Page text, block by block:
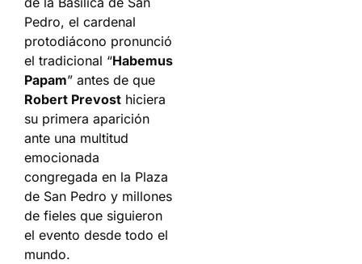
Pedro, el cardenal
protodiácono pronunció
el tradicional “Habemus
Papam” antes de que
Robert Prevost hiciera
su primera aparición
ante una multitud
emocionada
congregada en la Plaza
de San Pedro y millones
de fieles que siguieron
el evento desde todo el
mundo.